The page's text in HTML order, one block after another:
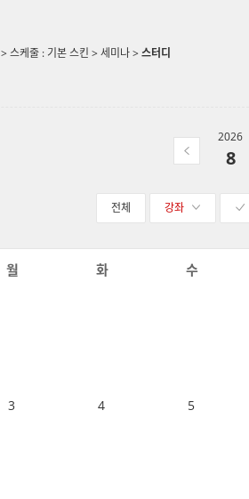
>스케줄 : 기본 스킨 >세미나>스터디
2026
8
전체 강좌
월 화 수
3 4 5